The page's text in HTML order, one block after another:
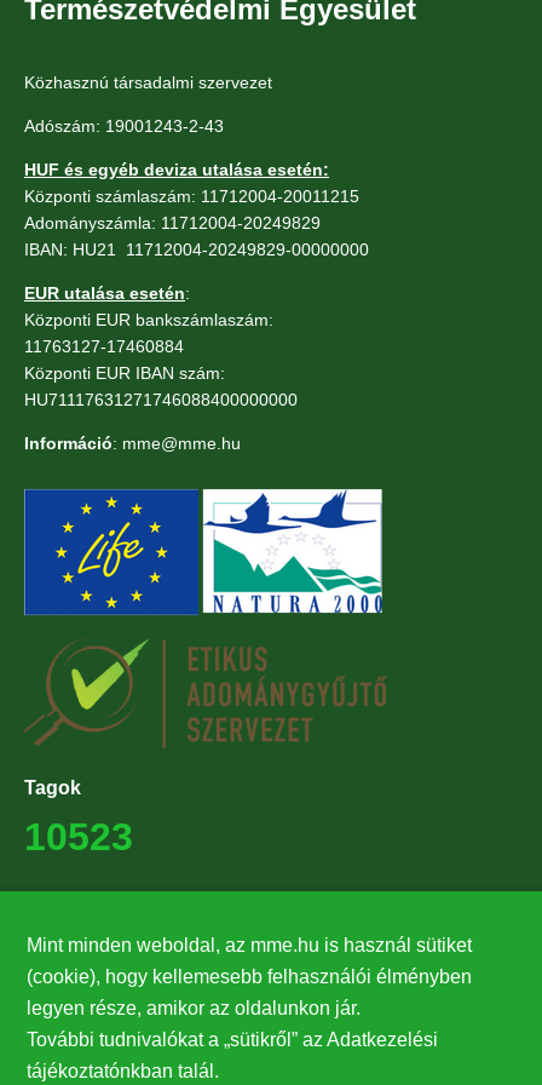
Természetvédelmi Egyesület
Közhasznú társadalmi szervezet
Adószám: 19001243-2-43
HUF és egyéb deviza utalása esetén:
Központi számlaszám: 11712004-20011215
Adományszámla: 11712004-20249829
IBAN: HU21 11712004-20249829-00000000
EUR utalása esetén:
Központi EUR bankszámlaszám:
11763127-17460884
Központi EUR IBAN szám:
HU71117631271746088400000000
Információ: mme@mme.hu
Tagok
10523
27224
Hírlevél feliratkozás
Értesüljön elsőként legfrissebb híreinkről, eseményeinkről!
Mint minden weboldal, az mme.hu is használ sütiket
(cookie), hogy kellemesebb felhasználói élményben
legyen része, amikor az oldalunkon jár.
További tudnivalókat a „sütikről” az Adatkezelési
tájékoztatónkban talál.